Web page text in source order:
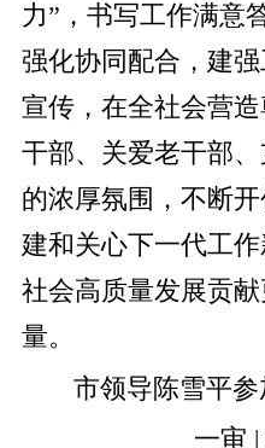
力”，书写工作满意
强化协同配合，建
宣传，在全社会营
干部、关爱老干部
的浓厚氛围，不断
建和关心下一代工
社会高质量发展贡
量。
市领导陈雪平参
一审